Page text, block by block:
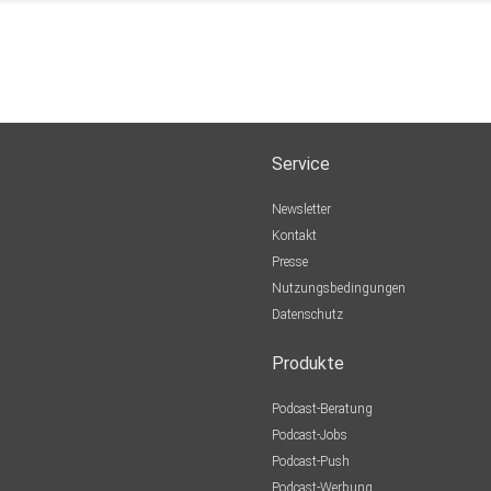
Service
Newsletter
Kontakt
Presse
Nutzungsbedingungen
Datenschutz
Produkte
Podcast-Beratung
Podcast-Jobs
Podcast-Push
Podcast-Werbung